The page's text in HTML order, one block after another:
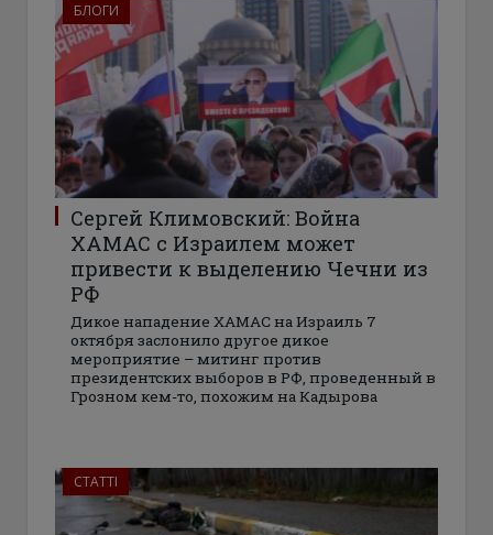
БЛОГИ
Сергей Климовский: Война
ХАМАС с Израилем может
привести к выделению Чечни из
РФ
Дикое нападение ХАМАС на Израиль 7
октября заслонило другое дикое
мероприятие – митинг против
президентских выборов в РФ, проведенный в
Грозном кем-то, похожим на Кадырова
СТАТТІ